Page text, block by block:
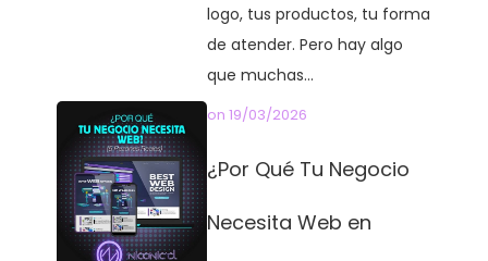
logo, tus productos, tu forma
de atender. Pero hay algo
que muchas...
on 19/03/2026
¿Por Qué Tu Negocio
Necesita Web en